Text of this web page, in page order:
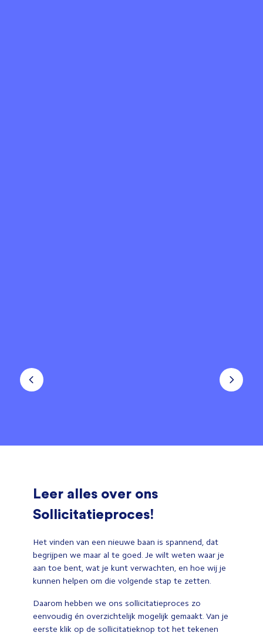
Leer alles over ons
Sollicitatieproces!
Het vinden van een nieuwe baan is spannend, dat
begrijpen we maar al te goed. Je wilt weten waar je
aan toe bent, wat je kunt verwachten, en hoe wij je
kunnen helpen om die volgende stap te zetten.
Daarom hebben we ons sollicitatieproces zo
eenvoudig én overzichtelijk mogelijk gemaakt. Van je
eerste klik op de sollicitatieknop tot het tekenen